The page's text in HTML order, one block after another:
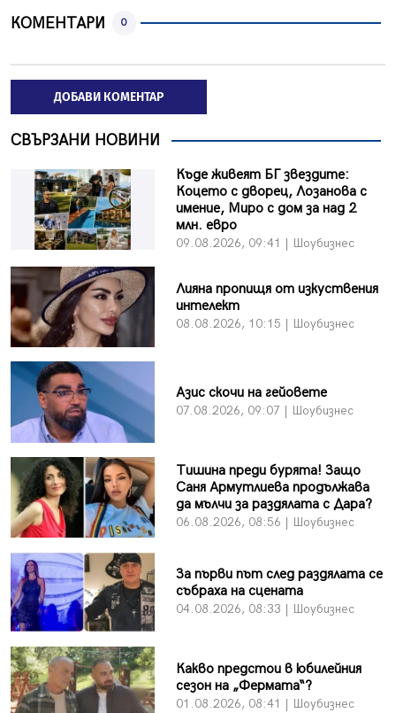
КОМЕНТАРИ 0
ДОБАВИ КОМЕНТАР
СВЪРЗАНИ НОВИНИ
Къде живеят БГ звездите:
Коцето с дворец, Лозанова с
имение, Миро с дом за над 2
млн. евро
09.08.2026, 09:41 | Шоубизнес
Лияна пропищя от изкуствения
интелект
08.08.2026, 10:15 | Шоубизнес
Азис скочи на гейовете
07.08.2026, 09:07 | Шоубизнес
Тишина преди бурята! Защо
Саня Армутлиева продължава
да мълчи за раздялата с Дара?
06.08.2026, 08:56 | Шоубизнес
За първи път след раздялата се
събраха на сцената
04.08.2026, 08:33 | Шоубизнес
Какво предстои в юбилейния
сезон на „Фермата“?
01.08.2026, 08:41 | Шоубизнес